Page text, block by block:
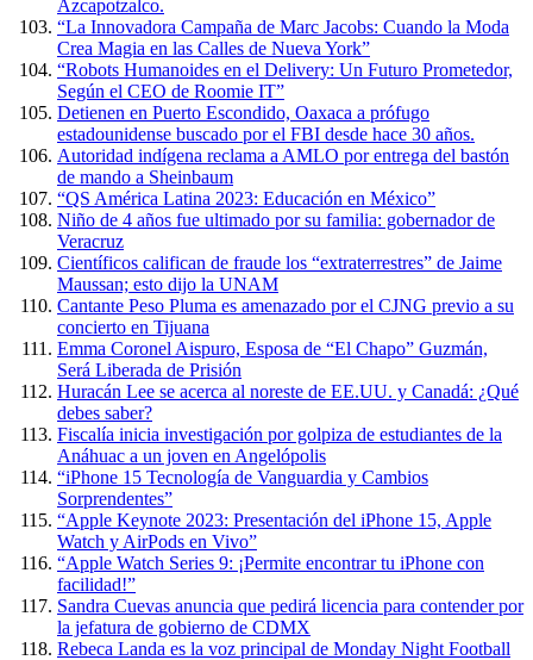
Azcapotzalco.
“La Innovadora Campaña de Marc Jacobs: Cuando la Moda
Crea Magia en las Calles de Nueva York”
“Robots Humanoides en el Delivery: Un Futuro Prometedor,
Según el CEO de Roomie IT”
Detienen en Puerto Escondido, Oaxaca a prófugo
estadounidense buscado por el FBI desde hace 30 años.
Autoridad indígena reclama a AMLO por entrega del bastón
de mando a Sheinbaum
“QS América Latina 2023: Educación en México”
Niño de 4 años fue ultimado por su familia: gobernador de
Veracruz
Científicos califican de fraude los “extraterrestres” de Jaime
Maussan; esto dijo la UNAM
Cantante Peso Pluma es amenazado por el CJNG previo a su
concierto en Tijuana
Emma Coronel Aispuro, Esposa de “El Chapo” Guzmán,
Será Liberada de Prisión
Huracán Lee se acerca al noreste de EE.UU. y Canadá: ¿Qué
debes saber?
Fiscalía inicia investigación por golpiza de estudiantes de la
Anáhuac a un joven en Angelópolis
“iPhone 15 Tecnología de Vanguardia y Cambios
Sorprendentes”
“Apple Keynote 2023: Presentación del iPhone 15, Apple
Watch y AirPods en Vivo”
“Apple Watch Series 9: ¡Permite encontrar tu iPhone con
facilidad!”
Sandra Cuevas anuncia que pedirá licencia para contender por
la jefatura de gobierno de CDMX
Rebeca Landa es la voz principal de Monday Night Football